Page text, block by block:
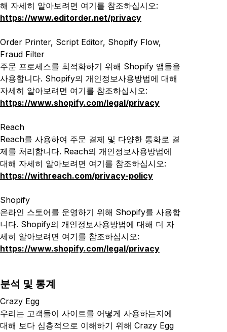
해 자세히 알아보려면 여기를 참조하십시오:
https://www.editorder.net/privacy
Order Printer, Script Editor, Shopify Flow,
Fraud Filter
주문 프로세스를 최적화하기 위해 Shopify 앱들을
사용합니다. Shopify의 개인정보사용방법에 대해
자세히 알아보려면 여기를 참조하십시오:
https://www.shopify.com/legal/privacy
Reach
Reach를 사용하여 주문 결제 및 다양한 통화로 결
제를 처리합니다. Reach의 개인정보사용방법에
대해 자세히 알아보려면 여기를 참조하십시오:
https://withreach.com/privacy-policy
Shopify
온라인 스토어를 운영하기 위해 Shopify를 사용합
니다. Shopify의 개인정보사용방법에 대해 더 자
세히 알아보려면 여기를 참조하십시오:
https://www.shopify.com/legal/privacy
분석 및 통계
Crazy Egg
우리는 고객들이 사이트를 어떻게 사용하는지에
대해 보다 심층적으로 이해하기 위해 Crazy Egg